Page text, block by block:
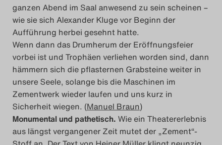
ganzen Abend im Saal anwesend zu sein scheinen –
wie sie sich Alexander Kluge vor Beginn der
Aufführung herbei gesehnt hatte.
Wenn dann das Drumherum der Eröffnungsfeier
vorbei ist und Trophäen verliehen worden sind, dann
hämmern sich die pflasternen Grabsteine weiter in
unsere Seele, solange bis die Maschinen im
Zementwerk wieder laufen und uns kurz in
Sicherheit wiegen. (Manuel Braun)
Monumental und pathetisch. Wie ein Theatererlebnis
aus längst vergangener Zeit mutet der „Zement“-